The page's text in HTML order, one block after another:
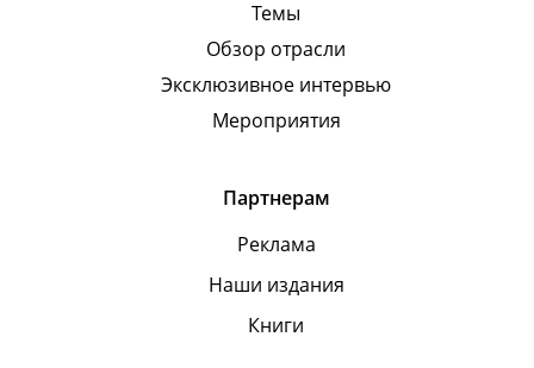
Темы
Обзор отрасли
Эксклюзивное интервью
Мероприятия
Партнерам
Реклама
Наши издания
Книги